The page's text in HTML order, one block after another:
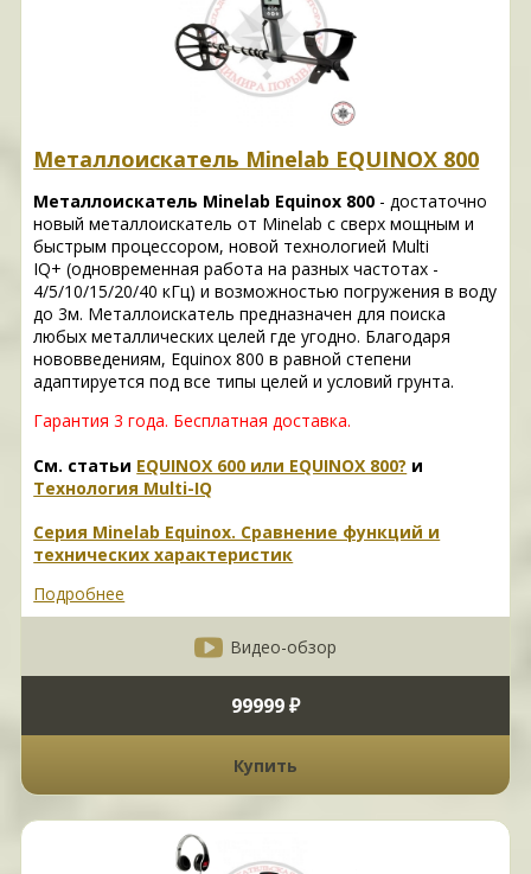
Металлоискатель Minelab EQUINOX 800
Металлоискатель Minelab Equinox 800 - достаточно
новый металлоискатель от Minelab с сверх мощным и
быстрым процессором, новой технологией Multi
IQ+ (одновременная работа на разных частотах -
4/5/10/15/20/40 кГц) и возможностью погружения в воду
до 3м. Металлоискатель предназначен для поиска
любых металлических целей где угодно. Благодаря
нововведениям, Equinox 800 в равной степени
адаптируется под все типы целей и условий грунта.
Гарантия 3 года. Бесплатная доставка.
См. статьи EQUINOX 600 или EQUINOX 800? и
Технология Multi-IQ
Серия Minelab Equinox. Сравнение функций и
технических характеристик
Подробнее
Видео-обзор
99999 ₽
Купить